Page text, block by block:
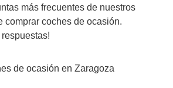
más frecuentes de nuestros
comprar coches de ocasión.
respuestas!